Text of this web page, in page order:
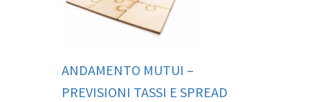
ANDAMENTO MUTUI –
PREVISIONI TASSI E SPREAD